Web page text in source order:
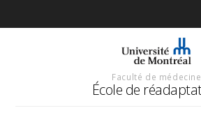
Faculté de médecine
École de